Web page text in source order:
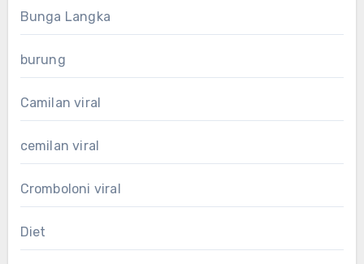
Bunga Langka
burung
Camilan viral
cemilan viral
Cromboloni viral
Diet